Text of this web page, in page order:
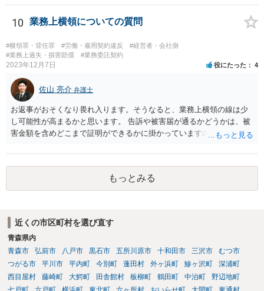
床材等の性質、清掃により濡れるなどしてどの程度滑りやすくなって
いたか（清掃の仕方）、当日の天候、店内の混雑具合や客の動線、店
員による注意喚起の有無、過去に同様の事故があったか否か…などな
ど、様々な要素を見ていく必要があります。 一度弁護士にご相談され
ることをオススメします。 なお、治療費も損害賠償に含まれますが、
慰謝料など、具体的な損害賠償算定の仕方についても、ご相談なさる
とよいと思います。 お大事になさってください。
10 業務上横領についての質問
#横領罪・背任罪 #労働・雇用契約違反
#経営者・会社側
#業務上過失・損害賠償
#業務委託契約
2023年12月7日 役にたった 4
佐山 亮介 弁護士
お返事がおそくなり畏れ入ります。そうなると、業務上横領の線は少
し可能性が高まるかと思います。 告訴や被害届が通るかどうかは、被
害金額を含めどこまで証明ができるかに掛かっていますので、一度直
もっとみる
近くの市区町村を選び直す
青森県内
青森市
弘前市 八戸市 黒石市 五所川原市 十和田市 三沢市
むつ市
つがる市
平川市 平内町 今別町 蓬田村 外ヶ浜町 鰺ヶ沢町
深浦町
西目屋村
藤崎町 大鰐町 田舎館村 板柳町 鶴田町 中泊町
野辺地町